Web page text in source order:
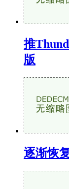
推
版
逐渐恢